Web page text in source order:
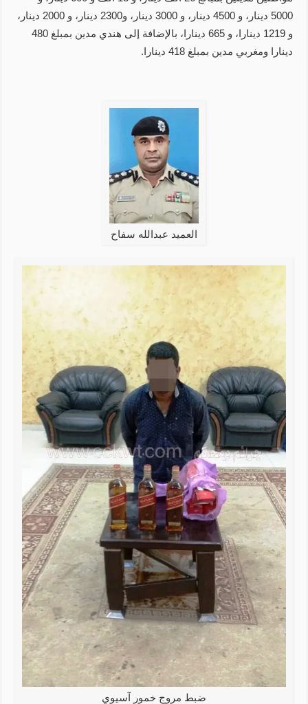
5000 دينار، و 4500 دينار، و 3000 دينار، و2300 دينار، و 2000 دينار،
و 1219 دينارا، و 665 دينارا، بالإضافة إلى هندي مدين بمبلغ 480
دينارا ومغربي مدين بمبلغ 418 دينارا.
العميد عبدالله سفاح
ضبط مروج خمور آسيوي